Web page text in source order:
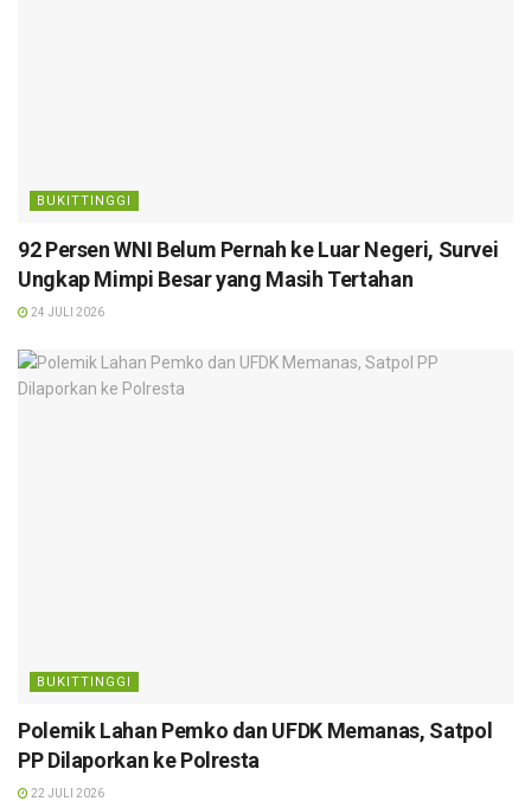
BUKITTINGGI
92 Persen WNI Belum Pernah ke Luar Negeri, Survei
Ungkap Mimpi Besar yang Masih Tertahan
24 JULI 2026
BUKITTINGGI
Polemik Lahan Pemko dan UFDK Memanas, Satpol
PP Dilaporkan ke Polresta
22 JULI 2026